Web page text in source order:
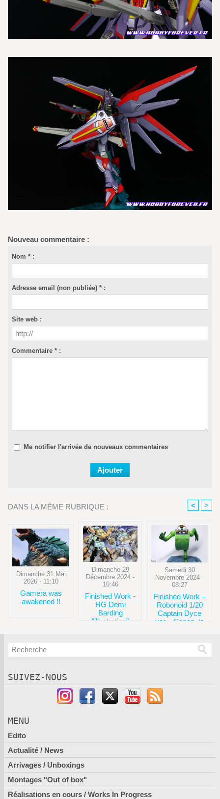
Nouveau commentaire :
Nom * :
Adresse email (non publiée) * :
Site web :
Commentaire * :
Me notifier l'arrivée de nouveaux commentaires
DANS LA MÊME RUBRIQUE : < >
Dimanche 31 Mai
2026 - 11:10
Gamera was
awakened !!
Dimanche 29
Décembre 2024 -
10:46
Finished Work -
HG Demi
Barding
"illustration"
Samedi 30
Novembre 2024 -
08:27
Finished Work –
Robonoid 1/20
Captain Dyce
ver. - Conan, le
SUIVEZ-NOUS
MENU
Edito
Actualité / News
Arrivages / Unboxings
Montages "Out of box"
Réalisations en cours / Works In Progress